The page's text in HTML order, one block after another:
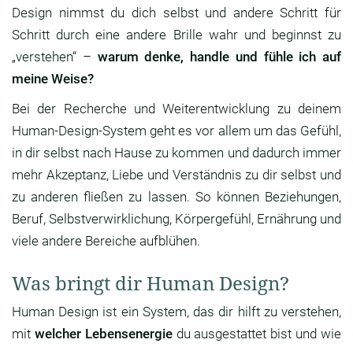
Design nimmst du dich selbst und andere Schritt für
Schritt durch eine andere Brille wahr und beginnst zu
„verstehen“ – warum denke, handle und fühle ich auf
meine Weise?
Bei der Recherche und Weiterentwicklung zu deinem
Human-Design-System geht es vor allem um das Gefühl,
in dir selbst nach Hause zu kommen und dadurch immer
mehr Akzeptanz, Liebe und Verständnis zu dir selbst und
zu anderen fließen zu lassen. So können Beziehungen,
Beruf, Selbstverwirklichung, Körpergefühl, Ernährung und
viele andere Bereiche aufblühen.
Was bringt dir Human Design?
Human Design ist ein System, das dir hilft zu verstehen,
mit welcher Lebensenergiedu ausgestattet bist und wie